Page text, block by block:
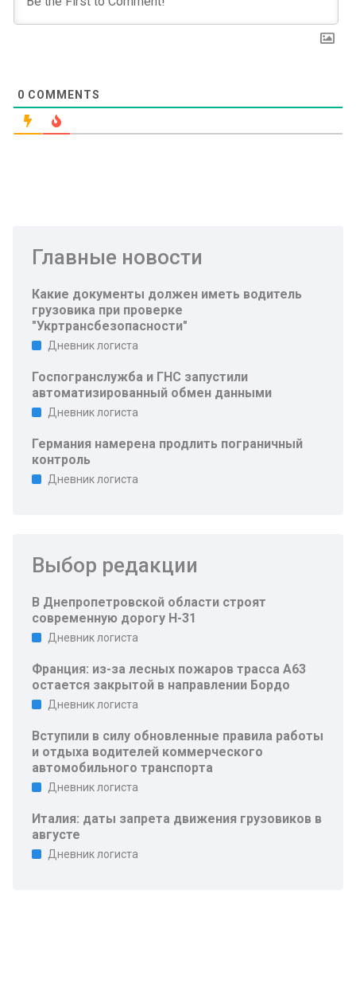
0 COMMENTS
Главные новости
Какие документы должен иметь водитель
грузовика при проверке
"Укртрансбезопасности"
Дневник логиста
Госпогранслужба и ГНС запустили
автоматизированный обмен данными
Дневник логиста
Германия намерена продлить пограничный
контроль
Дневник логиста
Выбор редакции
В Днепропетровской области строят
современную дорогу Н-31
Дневник логиста
Франция: из-за лесных пожаров трасса A63
остается закрытой в направлении Бордо
Дневник логиста
Вступили в силу обновленные правила работы
и отдыха водителей коммерческого
автомобильного транспорта
Дневник логиста
Италия: даты запрета движения грузовиков в
августе
Дневник логиста